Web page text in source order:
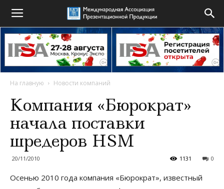
На главную Новости компаний
Компания «Бюрократ»
начала поставки
шредеров HSM
20/11/2010 0
1131
Осенью 2010 года компания «Бюрократ», известный